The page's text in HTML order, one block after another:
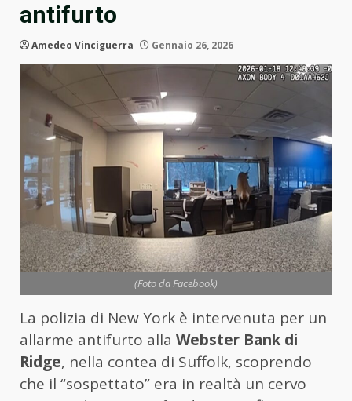
antifurto
Amedeo Vinciguerra Gennaio 26, 2026
(Foto da Facebook)
La polizia di New York è intervenuta per un
allarme antifurto alla Webster Bank di
Ridge, nella contea di Suffolk, scoprendo
che il “sospettato” era in realtà un cervo